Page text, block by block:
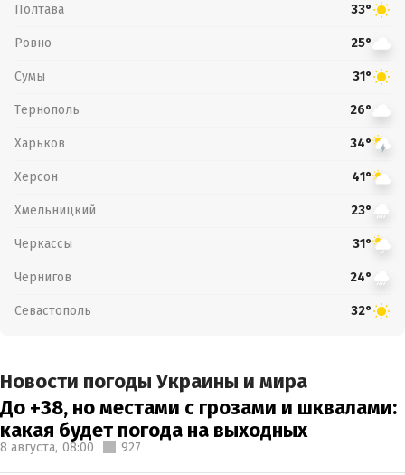
Полтава 33°
Ровно 25°
Сумы 31°
Тернополь 26°
Харьков 34°
Херсон 41°
Хмельницкий 23°
Черкассы 31°
Чернигов 24°
Севастополь 32°
Новости погоды Украины и мира
До +38, но местами с грозами и шквалами:
какая будет погода на выходных
8 августа, 08:00 927